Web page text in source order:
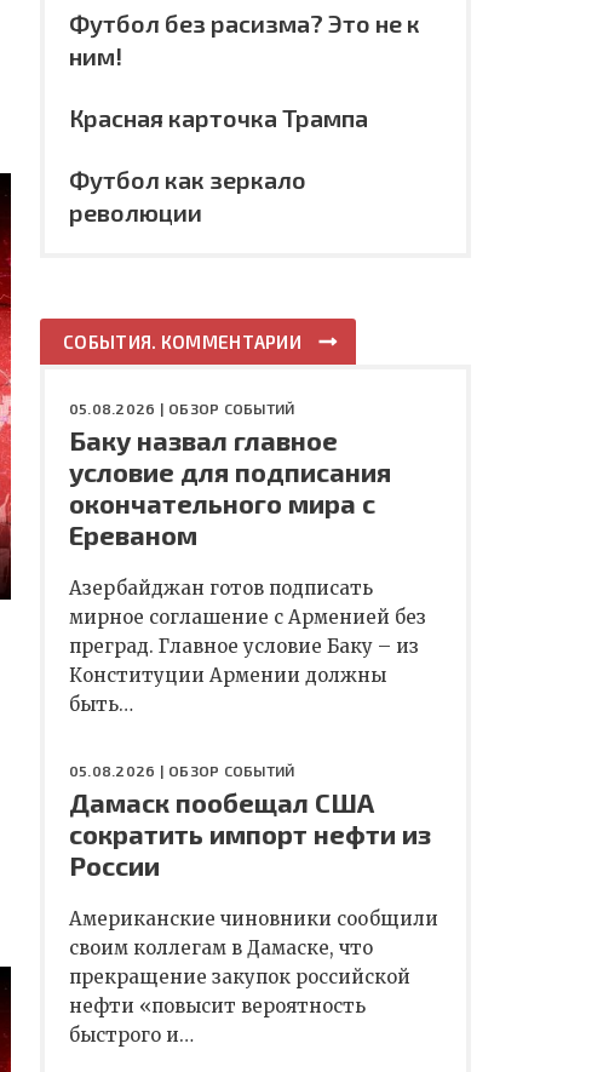
Футбол без расизма? Это не к
ним!
Красная карточка Трампа
Футбол как зеркало
революции
СОБЫТИЯ. КОММЕНТАРИИ
05.08.2026 | ОБЗОР СОБЫТИЙ
Баку назвал главное
условие для подписания
окончательного мира с
Ереваном
Азербайджан готов подписать
мирное соглашение с Арменией без
преград. Главное условие Баку – из
Конституции Армении должны
быть…
05.08.2026 | ОБЗОР СОБЫТИЙ
Дамаск пообещал США
сократить импорт нефти из
России
Американские чиновники сообщили
своим коллегам в Дамаске, что
прекращение закупок российской
нефти «повысит вероятность
быстрого и…